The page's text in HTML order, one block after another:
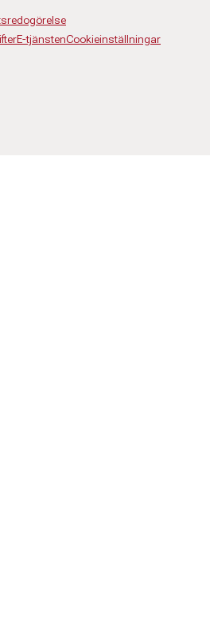
E-tjänstenCookieinställningar